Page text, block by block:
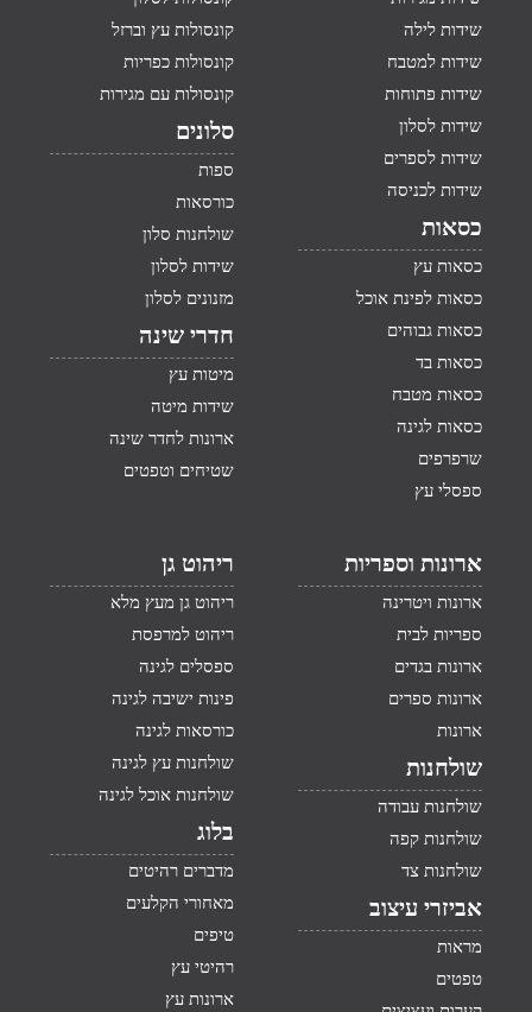
שידות לילה
שידות למטבח
שידות פתוחות
שידות לסלון
שידות לספרים
שידות לכניסה
כסאות
כסאות עץ
כסאות לפינת אוכל
כסאות גבוהים
כסאות בד
כסאות מטבח
כסאות לגינה
שרפרפים
ספסלי עץ
קונסולות עץ וברזל
קונסולות כפריות
קונסולות עם מגירות
סלונים
ספות
כורסאות
שולחנות סלון
שידות לסלון
מזנונים לסלון
חדרי שינה
מיטות עץ
שידות מיטה
ארונות לחדר שינה
שטיחים וטפטים
ארונות וספריות
ארונות ויטרינה
ספריות לבית
ארונות בגדים
ארונות ספרים
ארונות
שולחנות
שולחנות עבודה
שולחנות קפה
שולחנות צד
אביזרי עיצוב
מראות
טפטים
ריהוט גן
ריהוט גן מעץ מלא
ריהוט למרפסת
ספסלים לגינה
פינות ישיבה לגינה
כורסאות לגינה
שולחנות עץ לגינה
שולחנות אוכל לגינה
בלוג
מדברים רהיטים
מאחורי הקלעים
טיפים
רהיטי עץ
ארונות עץ